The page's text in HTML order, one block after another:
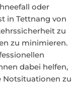
oder
in Tettnang von
zu
zu minimieren.
dabei helfen,
Notsituationen zu